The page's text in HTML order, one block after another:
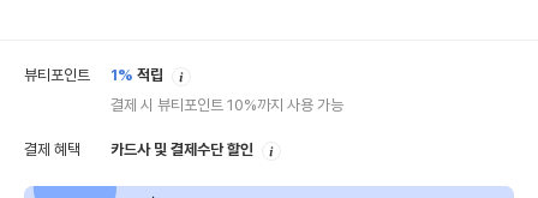
뷰티포인트 1% 적립
결제 시 뷰티포인트 10%까지 사용 가능
결제 혜택 카드사 및 결제수단 할인